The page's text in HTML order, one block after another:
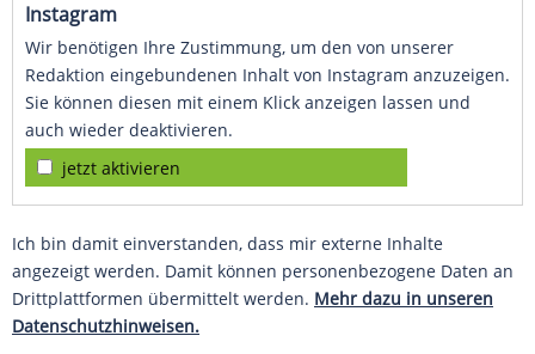
Instagram
Wir benötigen Ihre Zustimmung, um den von unserer
Redaktion eingebundenen Inhalt von Instagram anzuzeigen.
Sie können diesen mit einem Klick anzeigen lassen und
auch wieder deaktivieren.
jetzt aktivieren
Ich bin damit einverstanden, dass mir externe Inhalte
angezeigt werden. Damit können personenbezogene Daten an
Drittplattformen übermittelt werden. Mehr dazu in unseren
Datenschutzhinweisen.